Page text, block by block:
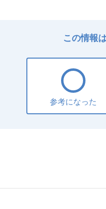
この情報
参考になった